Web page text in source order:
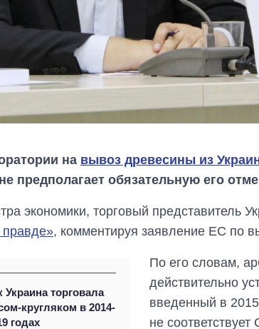
на вывоз древесины из
предполагает обязательную его
экономики, торговый представитель
правде», комментируя заявление ЕС по
Украина торговала
кругляком в 2014-
годах
По его словам,
действительно
введенный в 2015
не